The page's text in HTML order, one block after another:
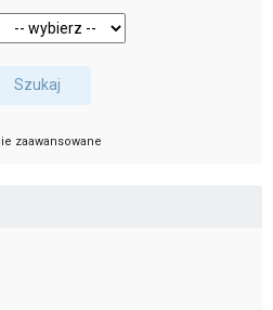
Szukaj
zaawansowane